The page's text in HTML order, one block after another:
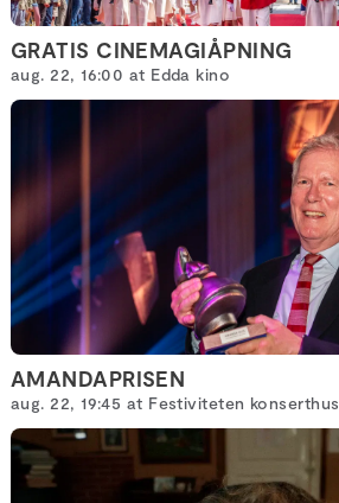
GRATIS CINEMAGIÅPNING
aug. 22, 16:00 at Edda kino
AMANDAPRISEN
aug. 22, 19:45 at Festiviteten konserthus